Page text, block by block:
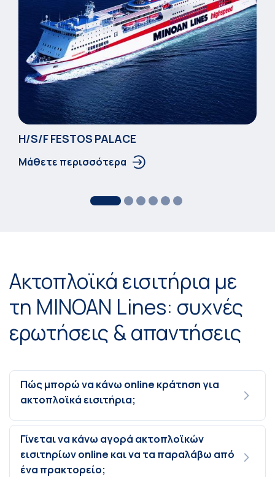
Η/S/F FESTOS PALACΕ
Μάθετε περισσότερα
Ακτοπλοϊκά εισιτήρια με
τη MINOAN Lines: συχνές
ερωτήσεις & απαντήσεις
Πώς μπορώ να κάνω online κράτηση για
ακτοπλοϊκά εισιτήρια;
Γίνεται να κάνω αγορά ακτοπλοϊκών
εισιτηρίων online και να τα παραλάβω από
ένα πρακτορείο;